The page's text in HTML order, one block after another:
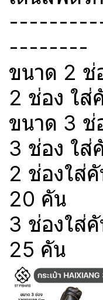
--------
ขนาด 2 ช่
2 ช่อง ใส่
ขนาด 3 ช่
3 ช่อง ใส่
2 ช่องใส่
20 คัน
3 ช่องใส่
25 คัน